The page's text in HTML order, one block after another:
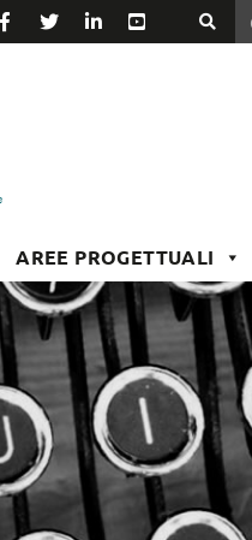
Cerca
AREE PROGETTUALI